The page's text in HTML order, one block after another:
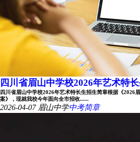
四川省眉山中学校2026年艺术特
四川省眉山中学校2026年艺术特长生招生简章根据《2026
案》，现就我校今年面向全市招收......
2026-04-07 眉山中学中考简章